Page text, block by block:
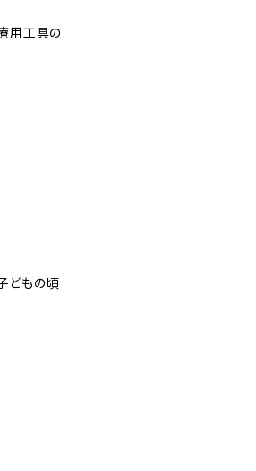
用工具の
どもの頃